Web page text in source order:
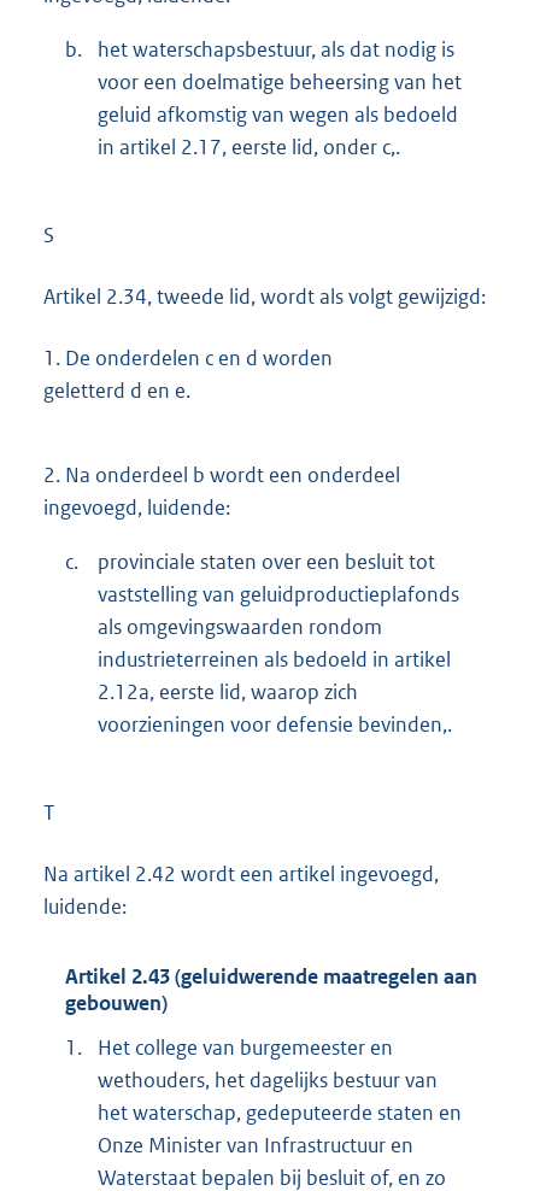
b.
het waterschapsbestuur, als dat nodig is
voor een doelmatige beheersing van het
geluid afkomstig van wegen als bedoeld
in artikel 2.17, eerste lid, onder c,.
S
Artikel 2.34, tweede lid, wordt als volgt gewijzigd:
1. De onderdelen c en d worden
geletterd d en e.
2. Na onderdeel b wordt een onderdeel
ingevoegd, luidende:
c.
provinciale staten over een besluit tot
vaststelling van geluidproductieplafonds
als omgevingswaarden rondom
industrieterreinen als bedoeld in artikel
2.12a, eerste lid, waarop zich
voorzieningen voor defensie bevinden,.
T
Na artikel 2.42 wordt een artikel ingevoegd,
luidende:
Artikel 2.43 (geluidwerende maatregelen aan
gebouwen)
1.
Het college van burgemeester en
wethouders, het dagelijks bestuur van
het waterschap, gedeputeerde staten en
Onze Minister van Infrastructuur en
Waterstaat bepalen bij besluit of, en zo